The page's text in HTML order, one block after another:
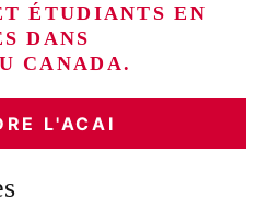
ÉTUDIANTS EN
DANS
CANADA.
L'ACAI